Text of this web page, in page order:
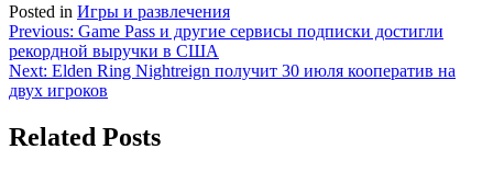
Posted in Игры и развлечения
Навигация
по
записям
Previous: Game Pass и другие сервисы подписки достигли
рекордной выручки в США
Next: Elden Ring Nightreign получит 30 июля кооператив на
двух игроков
Related Posts